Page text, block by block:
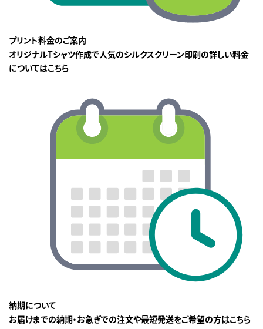
プリント料金のご案内
オリジナルTシャツ作成で人気のシルクスクリーン印刷の詳しい料金
についてはこちら
納期について
お届けまでの納期・お急ぎでの注文や最短発送をご希望の方はこちら